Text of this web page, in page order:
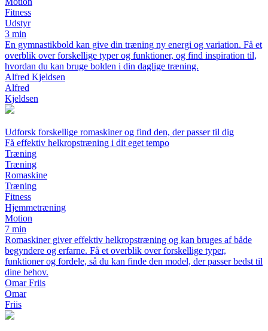
Fitness
Udstyr
3 min
En gymnastikbold kan give din træning ny energi og variation. Få et
overblik over forskellige typer og funktioner, og find inspiration til,
hvordan du kan bruge bolden i din daglige træning.
Alfred Kjeldsen
Alfred
Kjeldsen
Udforsk forskellige romaskiner og find den, der passer til dig
Få effektiv helkropstræning i dit eget tempo
Træning
Træning
Romaskine
Træning
Fitness
Hjemmetræning
Motion
7 min
Romaskiner giver effektiv helkropstræning og kan bruges af både
begyndere og erfarne. Få et overblik over forskellige typer,
funktioner og fordele, så du kan finde den model, der passer bedst til
dine behov.
Omar Friis
Omar
Friis